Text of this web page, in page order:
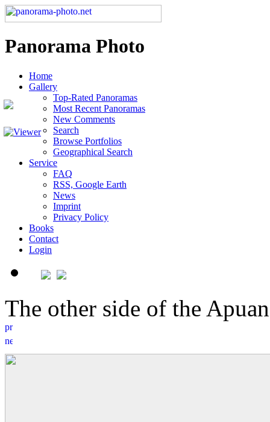
Panorama Photo
Home
Gallery
Top-Rated Panoramas
Most Recent Panoramas
New Comments
Search
Browse Portfolios
Geographical Search
Service
FAQ
RSS, Google Earth
News
Imprint
Privacy Policy
Books
Contact
Login
The other side of the